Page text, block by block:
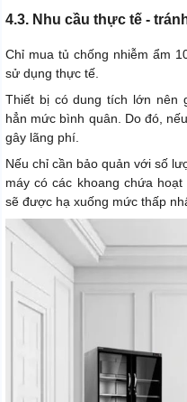
4.3. Nhu cầu thực tế -
Chỉ mua tủ chống nhiễm ẩm
sử dụng thực tế.
Thiết bị có dung tích lớn nên
hẳn mức bình quân. Do đó,
gây lãng phí.
Nếu chỉ cần bảo quản với số
máy có các khoang chứa
sẽ được hạ xuống mức thấp